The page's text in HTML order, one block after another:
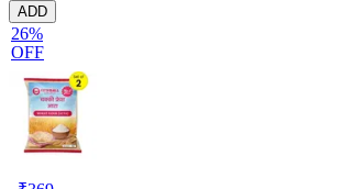
ADD
26%
OFF